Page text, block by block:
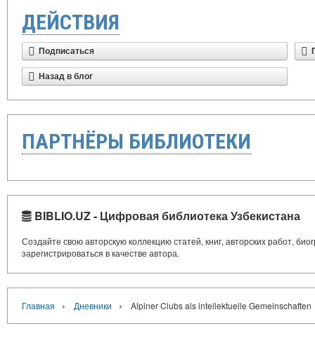
ДЕЙСТВИЯ
Подписаться
Назад в блог
ПАРТНЁРЫ БИБЛИОТЕКИ
BIBLIO.UZ - Цифровая библиотека Узбекистана
Создайте свою авторскую коллекцию статей, книг, авторских работ,
зарегистрироваться в качестве автора.
Главная › Дневники › Alpiner Clubs als intellektuelle Gemeinschaften